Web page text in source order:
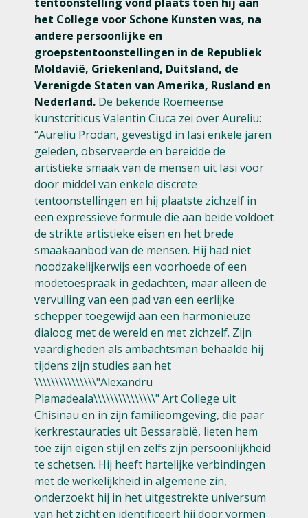
het College voor Schone Kunsten was, na
andere persoonlijke en
groepstentoonstellingen in de Republiek
Moldavië, Griekenland, Duitsland, de
Verenigde Staten van Amerika, Rusland en
Nederland. De bekende Roemeense
kunstcriticus Valentin Ciuca zei over Aureliu:
“Aureliu Prodan, gevestigd in Iasi enkele jaren
geleden, observeerde en bereidde de
artistieke smaak van de mensen uit Iasi voor
door middel van enkele discrete
tentoonstellingen en hij plaatste zichzelf in
een expressieve formule die aan beide voldoet
de strikte artistieke eisen en het brede
smaakaanbod van de mensen. Hij had niet
noodzakelijkerwijs een voorhoede of een
modetoespraak in gedachten, maar alleen de
vervulling van een pad van een eerlijke
schepper toegewijd aan een harmonieuze
dialoog met de wereld en met zichzelf. Zijn
vaardigheden als ambachtsman behaalde hij
tijdens zijn studies aan het
\\\\\\\\\\\\\\\"Alexandru
Plamadeala\\\\\\\\\\\\\\\" Art College uit
Chisinau en in zijn familieomgeving, die paar
kerkrestauraties uit Bessarabië, lieten hem
toe zijn eigen stijl en zelfs zijn persoonlijkheid
te schetsen. Hij heeft hartelijke verbindingen
met de werkelijkheid in algemene zin,
onderzoekt hij in het uitgestrekte universum
van het zicht en identificeert hij door vormen